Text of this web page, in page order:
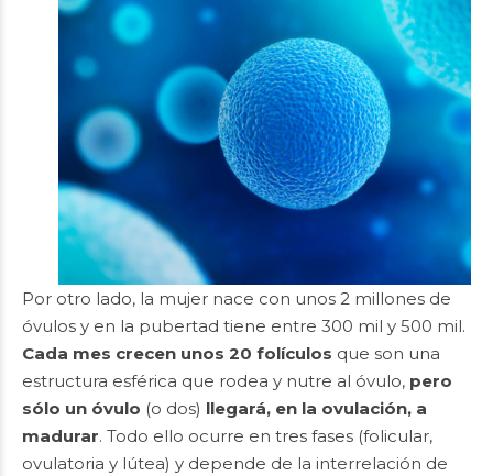
Por otro lado, la mujer nace con unos 2 millones de
óvulos y en la pubertad tiene entre 300 mil y 500 mil.
Cada mes crecen unos 20 folículos que son una
estructura esférica que rodea y nutre al óvulo, pero
sólo un óvulo (o dos) llegará, en la ovulación, a
madurar. Todo ello ocurre en tres fases (folicular,
ovulatoria y lútea) y depende de la interrelación de